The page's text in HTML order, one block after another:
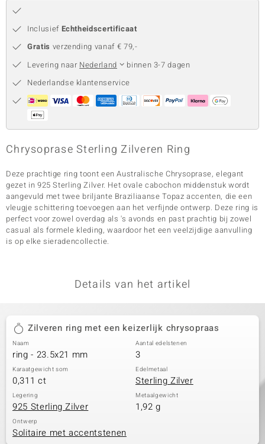
Inclusief Echtheidscertificaat
Gratis verzending vanaf € 79,-
Levering naar Nederland
binnen 3-7 dagen
Nederlandse klantenservice
Chrysoprase Sterling Zilveren Ring
Deze prachtige ring toont een Australische Chrysoprase, elegant
gezet in 925 Sterling Zilver. Het ovale cabochon middenstuk wordt
aangevuld met twee briljante Braziliaanse Topaz accenten, die een
vleugje schittering toevoegen aan het verfijnde ontwerp. Deze ring is
perfect voor zowel overdag als 's avonds en past prachtig bij zowel
casual als formele kleding, waardoor het een veelzijdige aanvulling
is op elke sieradencollectie.
Details van het artikel
Zilveren ring met een keizerlijk chrysopraas
Naam
ring - 23.5x21 mm
Aantal edelstenen
3
Karaatgewicht som
0,311 ct
Edelmetaal
Sterling Zilver
Legering
925 Sterling Zilver
Metaalgewicht
1,92 g
Ontwerp
Solitaire met accentstenen